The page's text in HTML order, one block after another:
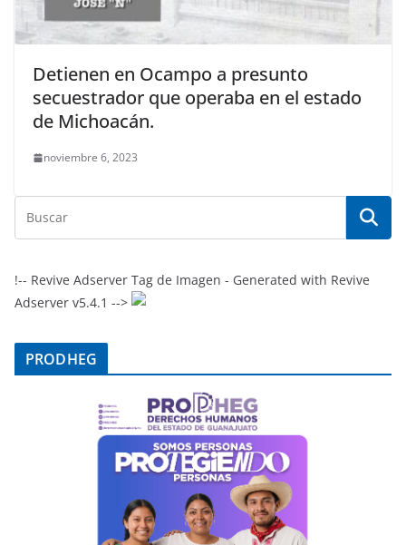
Detienen en Ocampo a presunto
secuestrador que operaba en el estado
de Michoacán.
noviembre 6, 2023
!-- Revive Adserver Tag de Imagen - Generated with Revive
Adserver v5.4.1 -->
PRODHEG